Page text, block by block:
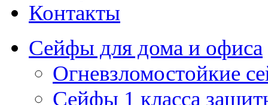
Контакты
Сейфы для дома и офиса
Огневзломостойкие
Сейфы 1 класса